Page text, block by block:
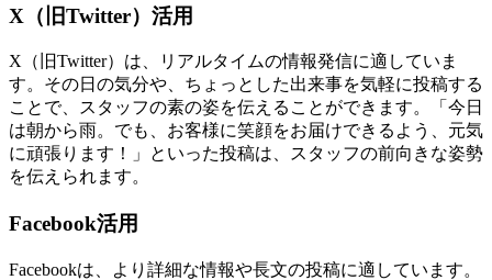
X（旧Twitter）活用
X（旧Twitter）は、リアルタイムの情報発信に適していま
す。その日の気分や、ちょっとした出来事を気軽に投稿する
ことで、スタッフの素の姿を伝えることができます。「今日
は朝から雨。でも、お客様に笑顔をお届けできるよう、元気
に頑張ります！」といった投稿は、スタッフの前向きな姿勢
を伝えられます。
Facebook活用
Facebookは、より詳細な情報や長文の投稿に適しています。